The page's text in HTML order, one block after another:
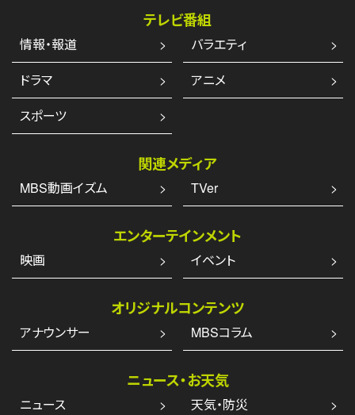
テレビ番組
情報・報道
バラエティ
ドラマ
アニメ
スポーツ
関連メディア
MBS動画イズム TVer
エンターテインメント
映画 イベント
オリジナルコンテンツ
アナウンサー MBSコラム
ニュース・お天気
ニュース 天気・防災